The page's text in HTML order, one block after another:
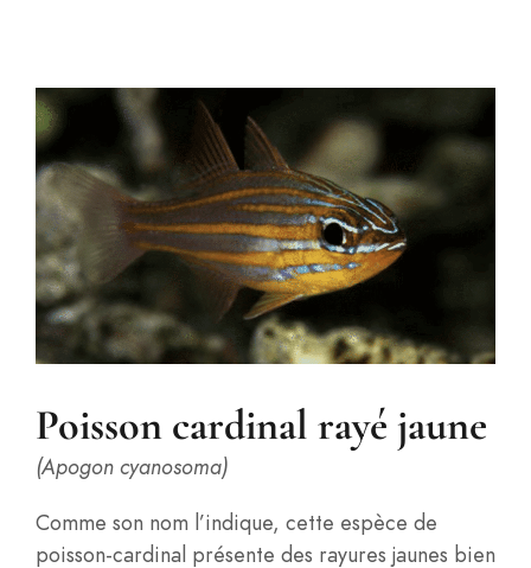
Poisson cardinal rayé jaune
(Apogon cyanosoma)
Comme son nom l’indique, cette espèce de
poisson-cardinal présente des rayures jaunes bien